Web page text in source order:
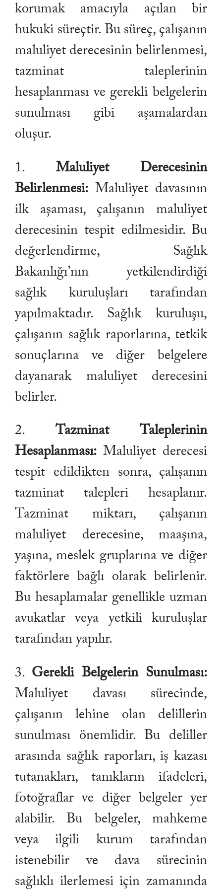
korumak amacıyla açılan bir
hukuki süreçtir. Bu süreç, çalışanın
maluliyet derecesinin belirlenmesi,
tazminat taleplerinin
hesaplanması ve gerekli belgelerin
sunulması gibi aşamalardan
oluşur.
1. Maluliyet Derecesinin
Belirlenmesi: Maluliyet davasının
ilk aşaması, çalışanın maluliyet
derecesinin tespit edilmesidir. Bu
değerlendirme, Sağlık
Bakanlığı’nın yetkilendirdiği
sağlık kuruluşları tarafından
yapılmaktadır. Sağlık kuruluşu,
çalışanın sağlık raporlarına, tetkik
sonuçlarına ve diğer belgelere
dayanarak maluliyet derecesini
belirler.
2. Tazminat Taleplerinin
Hesaplanması: Maluliyet derecesi
tespit edildikten sonra, çalışanın
tazminat talepleri hesaplanır.
Tazminat miktarı, çalışanın
maluliyet derecesine, maaşına,
yaşına, meslek gruplarına ve diğer
faktörlere bağlı olarak belirlenir.
Bu hesaplamalar genellikle uzman
avukatlar veya yetkili kuruluşlar
tarafından yapılır.
3. Gerekli Belgelerin Sunulması:
Maluliyet davası sürecinde,
çalışanın lehine olan delillerin
sunulması önemlidir. Bu deliller
arasında sağlık raporları, iş kazası
tutanakları, tanıkların ifadeleri,
fotoğraflar ve diğer belgeler yer
alabilir. Bu belgeler, mahkeme
veya ilgili kurum tarafından
istenebilir ve dava sürecinin
sağlıklı ilerlemesi için zamanında